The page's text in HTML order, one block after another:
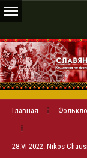
Главная
28.VI 2022. Nikos